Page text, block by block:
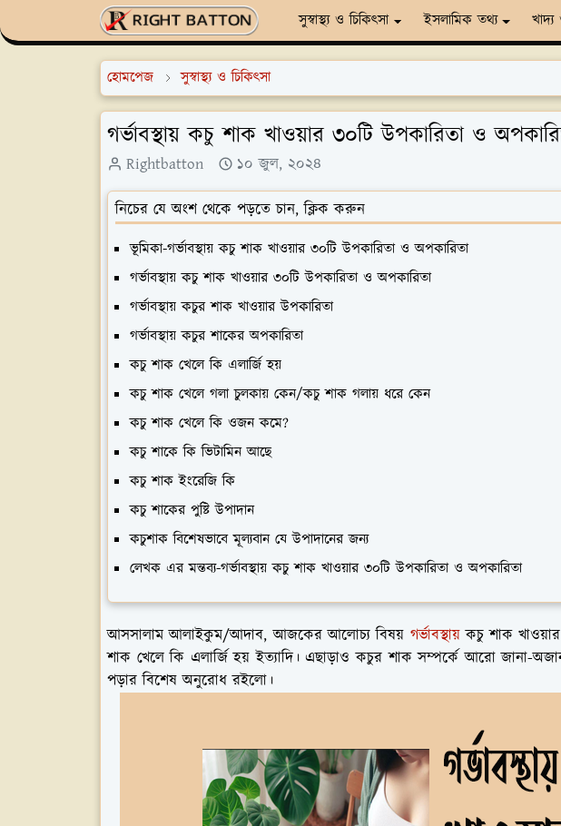
সুস্বাস্থ্য ও চিকিৎসা ইসলামিক তথ্য
হোমপেজ সুস্বাস্থ্য ও চিকিৎসা
গর্ভাবস্থায় কচু শাক খাওয়ার ৩০টি উপকারিতা ও
Rightbatton ১০ জুল, ২০২৪
নিচের যে অংশ থেকে পড়তে চান, ক্লিক করুন
ভূমিকা-গর্ভাবস্থায় কচু শাক খাওয়ার ৩০টি উপকারিতা ও অপকারিতা
গর্ভাবস্থায় কচু শাক খাওয়ার ৩০টি উপকারিতা ও অপকারিতা
গর্ভাবস্থায় কচুর শাক খাওয়ার উপকারিতা
গর্ভাবস্থায় কচুর শাকের অপকারিতা
কচু শাক খেলে কি এলার্জি হয়
কচু শাক খেলে গলা চুলকায় কেন/কচু শাক গলায় ধরে কেন
কচু শাক খেলে কি ওজন কমে?
কচু শাকে কি ভিটামিন আছে
কচু শাক ইংরেজি কি
কচু শাকের পুষ্টি উপাদান
কচুশাক বিশেষভাবে মূল্যবান যে উপাদানের জন্য
লেখক এর মন্তব্য-গর্ভাবস্থায় কচু শাক খাওয়ার ৩০টি উপকারিতা ও অপকারিতা
আসসালাম আলাইকুম/আদাব, আজকের আলোচ্য বিষয় গর্ভাবস্থায়কচু শাক
শাক খেলে কি এলার্জি হয় ইত্যাদি। এছাড়াও কচুর শাক সম্পর্কে আরো জানা-
পড়ার বিশেষ অনুরোধ রইলো।